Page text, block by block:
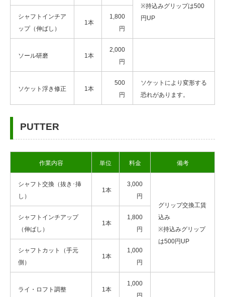
※持込みグリップは500
円UP
シャフトインチア
ップ（伸ばし）
1本
1,800
円
ソール研磨 1本
2,000
円
ソケット浮き修正 1本
500
円
ソケットにより変形する
恐れがあります。
PUTTER
作業内容 単位 料金 備考
シャフト交換（抜き･挿
し）
1本
3,000
円
グリップ交換工賃
込み
※持込みグリップ
は500円UP
シャフトインチアップ
（伸ばし）
1本
1,800
円
シャフトカット（手元
側）
1本
1,000
円
ライ・ロフト調整 1本
1,000
円